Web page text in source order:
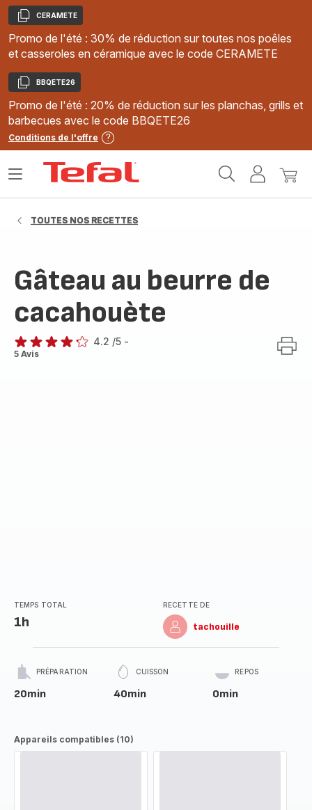
Copier
CERAMETE
Promo de l'été : 30% de réduction sur toutes nos poêles
et casseroles en céramique avec le code CERAMETE
Copier
BBQETE26
Promo de l'été : 20% de réduction sur les planchas, grills et
barbecues avec le code BBQETE26
Conditions de l'offre
MonMon
Ouvrir
TOUTES NOS RECETTES
Gâteau au beurre de
cacahouète
ratings.4.2
4.2 /5 -
5 Avis
TEMPS TOTAL
1h
RECETTE DE
tachouille
PRÉPARATION
20min
CUISSON
40min
REPOS
0min
Appareils compatibles (10)